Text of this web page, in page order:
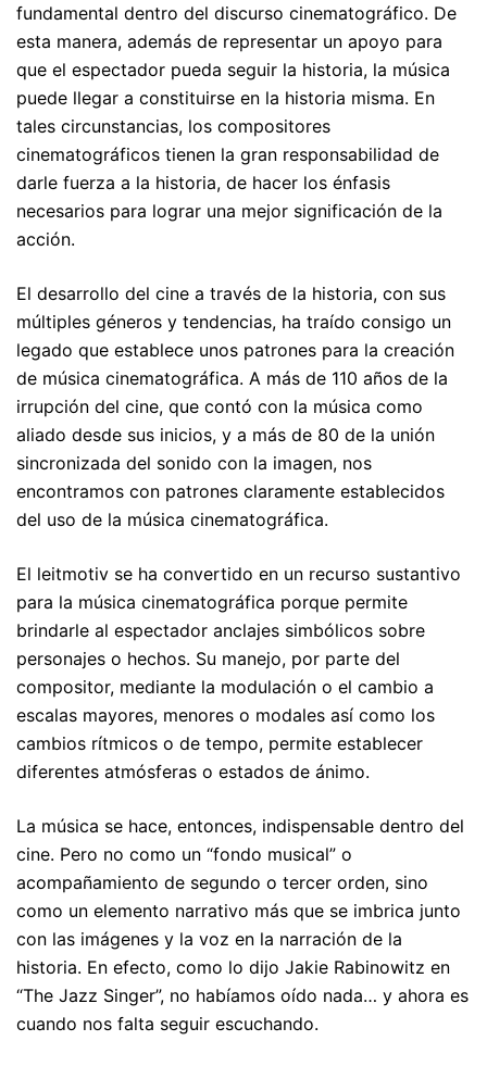
fundamental dentro del discurso cinematográfico. De
esta manera, además de representar un apoyo para
que el espectador pueda seguir la historia, la música
puede llegar a constituirse en la historia misma. En
tales circunstancias, los compositores
cinematográficos tienen la gran responsabilidad de
darle fuerza a la historia, de hacer los énfasis
necesarios para lograr una mejor significación de la
acción.
El desarrollo del cine a través de la historia, con sus
múltiples géneros y tendencias, ha traído consigo un
legado que establece unos patrones para la creación
de música cinematográfica. A más de 110 años de la
irrupción del cine, que contó con la música como
aliado desde sus inicios, y a más de 80 de la unión
sincronizada del sonido con la imagen, nos
encontramos con patrones claramente establecidos
del uso de la música cinematográfica.
El leitmotiv se ha convertido en un recurso sustantivo
para la música cinematográfica porque permite
brindarle al espectador anclajes simbólicos sobre
personajes o hechos. Su manejo, por parte del
compositor, mediante la modulación o el cambio a
escalas mayores, menores o modales así como los
cambios rítmicos o de tempo, permite establecer
diferentes atmósferas o estados de ánimo.
La música se hace, entonces, indispensable dentro del
cine. Pero no como un “fondo musical” o
acompañamiento de segundo o tercer orden, sino
como un elemento narrativo más que se imbrica junto
con las imágenes y la voz en la narración de la
historia. En efecto, como lo dijo Jakie Rabinowitz en
“The Jazz Singer”, no habíamos oído nada… y ahora es
cuando nos falta seguir escuchando.